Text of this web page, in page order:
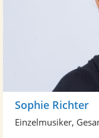
Sophie Richter
Einzelmusiker,